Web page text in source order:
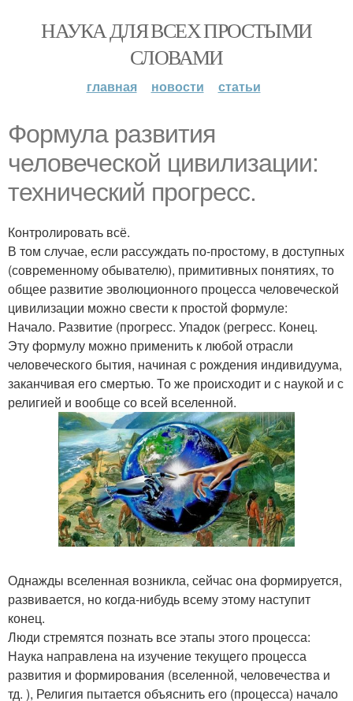
НАУКА ДЛЯ ВСЕХ ПРОСТЫМИ
СЛОВАМИ
главная новости статьи
Формула развития
человеческой цивилизации:
технический прогресс.
Контролировать всё.
В том случае, если рассуждать по-простому, в доступных
(современному обывателю), примитивных понятиях, то
общее развитие эволюционного процесса человеческой
цивилизации можно свести к простой формуле:
Начало. Развитие (прогресс. Упадок (регресс. Конец.
Эту формулу можно применить к любой отрасли
человеческого бытия, начиная с рождения индивидуума,
заканчивая его смертью. То же происходит и с наукой и с
религией и вообще со всей вселенной.
Однажды вселенная возникла, сейчас она формируется,
развивается, но когда-нибудь всему этому наступит
конец.
Люди стремятся познать все этапы этого процесса:
Наука направлена на изучение текущего процесса
развития и формирования (вселенной, человечества и
тд. ), Религия пытается объяснить его (процесса) начало